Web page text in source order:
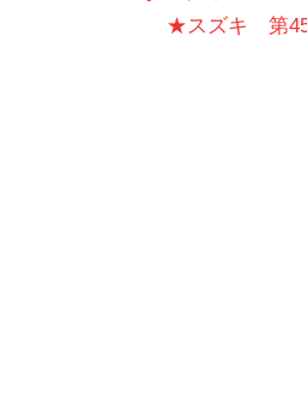
次
★スズキ 第45